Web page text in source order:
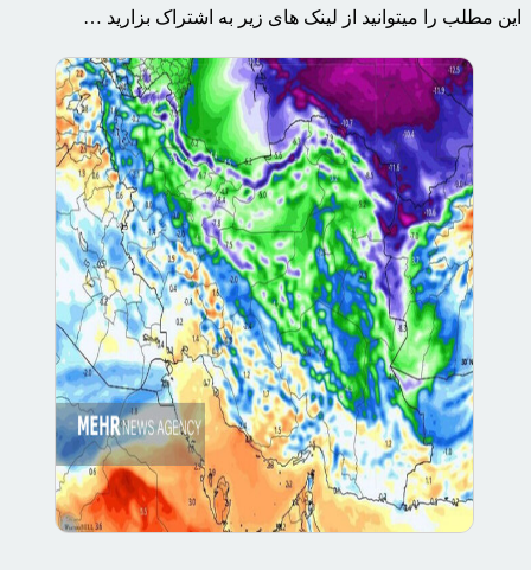
این مطلب را میتوانید از لینک های زیر به اشتراک بزارید …